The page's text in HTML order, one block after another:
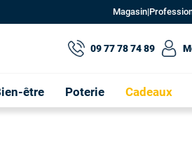
Magasin|
être Poterie Cadeaux
09 77 78 74 89